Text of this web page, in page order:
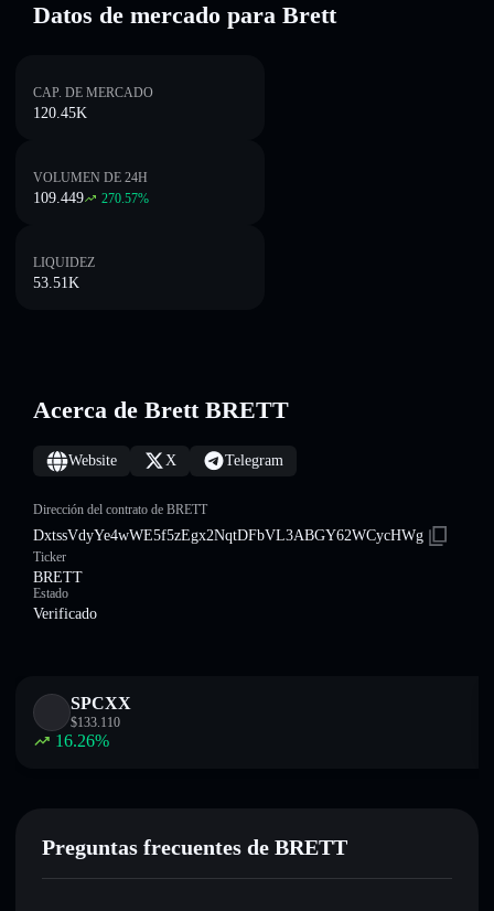
Datos de mercado para Brett
CAP. DE MERCADO
120.45K
VOLUMEN DE 24H
109.449 270.57%
LIQUIDEZ
53.51K
Acerca de Brett BRETT
Website X Telegram
Dirección del contrato de BRETT
DxtssVdyYe4wWE5f5zEgx2NqtDFbVL3ABGY62WCycHWg
Ticker
BRETT
Estado
Verificado
SPCXX
$133.110
16.26%
Preguntas frecuentes de BRETT